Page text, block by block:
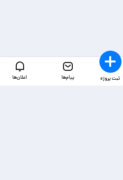
ثبت پروژه پیام‌ها اعلان‌ها